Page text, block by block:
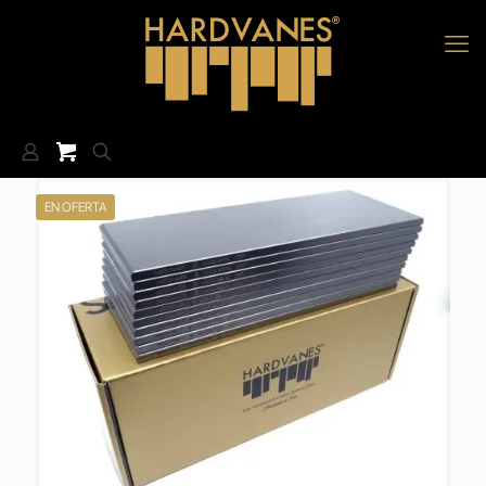
EN OFERTA